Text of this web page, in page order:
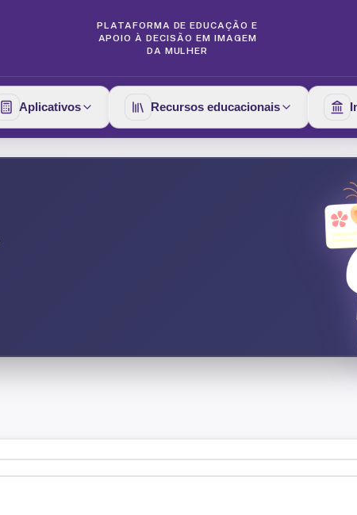
PLATAFORMA DE EDUCAÇÃO E
APOIO À DECISÃO EM IMAGEM
DA MULHER
Aplicativos Recursos educacionais